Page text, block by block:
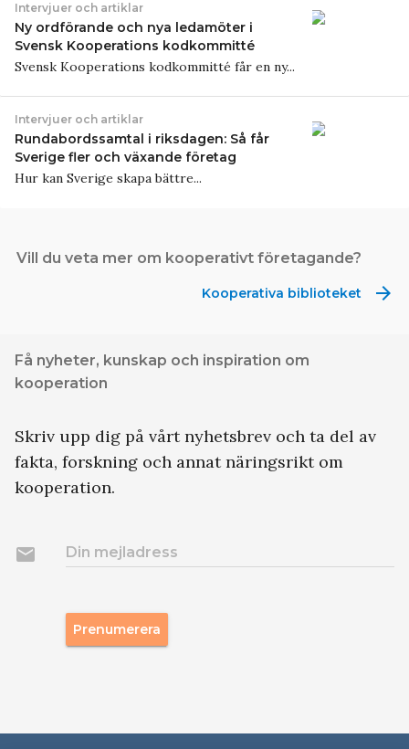
Intervjuer och artiklar
Ny ordförande och nya ledamöter i
Svensk Kooperations kodkommitté
Svensk Kooperations kodkommitté får en ny...
Intervjuer och artiklar
Rundabordssamtal i riksdagen: Så får
Sverige fler och växande företag
Hur kan Sverige skapa bättre...
Vill du veta mer om kooperativt företagande?
Kooperativa biblioteket arrow_forward
Få nyheter, kunskap och inspiration om
kooperation
Skriv upp dig på vårt nyhetsbrev och ta del av
fakta, forskning och annat näringsrikt om
kooperation.
email Din mejladress
Prenumerera